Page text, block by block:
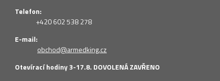
Telefon:
+420 602 538 278
E-mail:
obchod@armedking.cz
Otevírací hodiny 3-17.8. DOVOLENÁ ZAVŘENO